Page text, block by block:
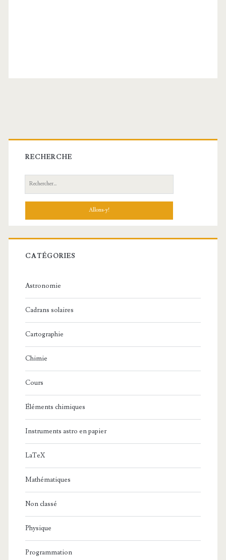
Barre
latérale
principale
RECHERCHE
Recherche:
CATÉGORIES
Astronomie
Cadrans solaires
Cartographie
Chimie
Cours
Éléments chimiques
Instruments astro en papier
LaTeX
Mathématiques
Non classé
Physique
Programmation